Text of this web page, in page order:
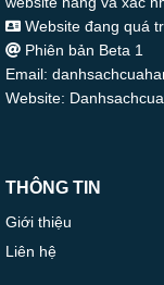
Website đang quá
Phiên bản Beta 1
Email:
Website:
THÔNG TIN
Giới thiệu
Liên hệ